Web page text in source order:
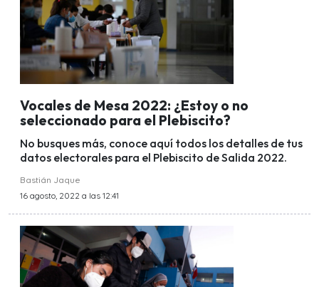
Vocales de Mesa 2022: ¿Estoy o no
seleccionado para el Plebiscito?
No busques más, conoce aquí todos los detalles de tus
datos electorales para el Plebiscito de Salida 2022.
Bastián Jaque
16 agosto, 2022 a las 12:41